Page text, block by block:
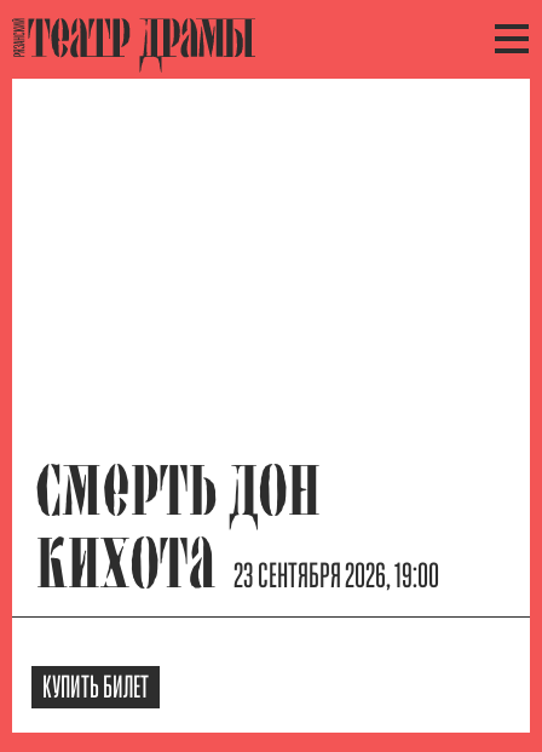
СМЕРТЬ ДОН
КИХОТА 23 СЕНТЯБРЯ 2026, 19:00
КУПИТЬ БИЛЕТ